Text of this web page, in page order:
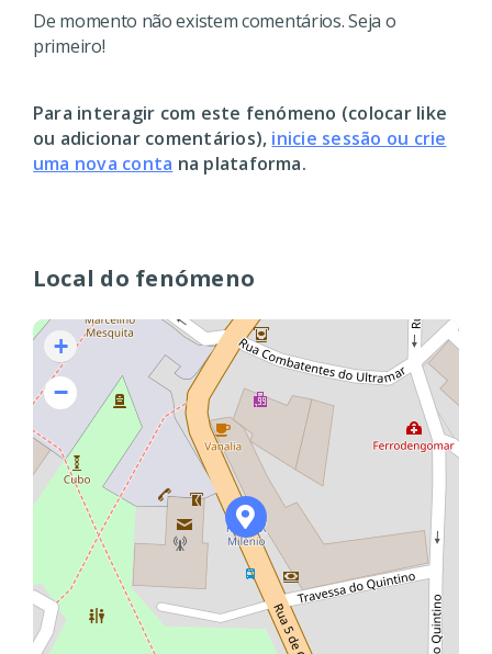
Local do fenómeno
+
−
De momento não existem comentários. Seja o
primeiro!
Para interagir com este fenómeno (colocar like
ou adicionar comentários), inicie sessão ou crie
uma nova conta na plataforma.